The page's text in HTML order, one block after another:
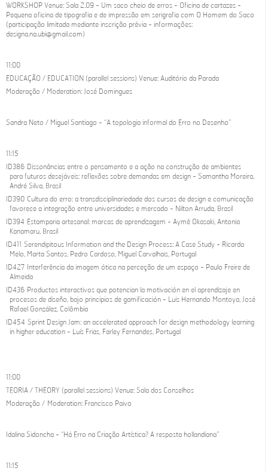
WORKSHOP Venue: Sala 2.09 - Um saco cheio de erros - Oficina de cartazes -
Pequena oficina de tipografia e de impressão em serigrafia com O Homem do Saco
(participação limitada mediante inscrição prévia - informações:
designa.na.ubi@gmail.com)
11:00
EDUCAÇÃO / EDUCATION (parallel sessions) Venue: Auditório da Parada
Moderação / Moderation: José Domingues
Sandra Neto / Miguel Santiago - “A topologia informal do Erro no Desenho”
11:15
ID386 Dissonâncias entre o pensamento e a ação na construção de ambientes
para futuros desejáveis: reflexões sobre demandas em design - Samantha Moreira,
André Silva, Brasil
ID390 Cultura do erro: a transdisciplinariedade dos cursos de design e comunicação
favorece a integração entre universidades e mercado - Nilton Arruda, Brasil
ID394 Estamparia artesanal: marcas de aprendizagem - Aymê Okasaki, Antonio
Kanamaru, Brasil
ID411 Serendipitous Information and the Design Process: A Case Study - Ricardo
Melo, Marta Santos, Pedro Cardoso, Miguel Carvalhais, Portugal
ID427 Interferência da imagem ótica na perceção de um espaço - Paulo Freire de
Almeida
ID436 Productos interactivos que potencian la motivación en el aprendizaje en
procesos de diseño, bajo principios de gamificación - Luis Hernando Montoya, José
Rafael González, Colômbia
ID454 Sprint Design Jam: an accelerated approach for design methodology learning
in higher education - Luís Frias, Farley Fernandes, Portugal
11:00
TEORIA / THEORY (parallel sessions) Venue: Sala dos Conselhos
Moderação / Moderation: Francisco Paiva
Idalina Sidoncha - “Há Erro na Criação Artística? A resposta hollandiana”
11:15